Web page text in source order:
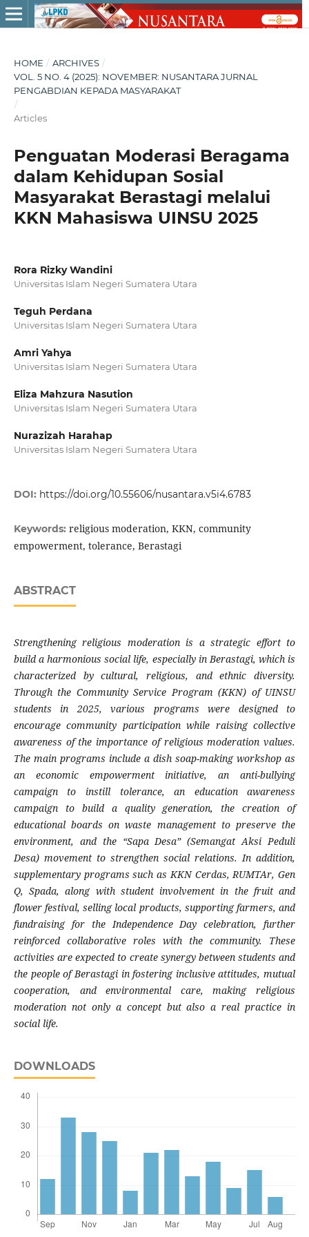
HOME / ARCHIVES /
VOL. 5 NO. 4 (2025): NOVEMBER: NUSANTARA JURNAL
PENGABDIAN KEPADA MASYARAKAT
/
Articles
Penguatan Moderasi Beragama
dalam Kehidupan Sosial
Masyarakat Berastagi melalui
KKN Mahasiswa UINSU 2025
Rora Rizky Wandini
Universitas Islam Negeri Sumatera Utara
Teguh Perdana
Universitas Islam Negeri Sumatera Utara
Amri Yahya
Universitas Islam Negeri Sumatera Utara
Eliza Mahzura Nasution
Universitas Islam Negeri Sumatera Utara
Nurazizah Harahap
Universitas Islam Negeri Sumatera Utara
DOI: https://doi.org/10.55606/nusantara.v5i4.6783
Keywords: religious moderation, KKN, community
empowerment, tolerance, Berastagi
ABSTRACT
Strengthening religious moderation is a strategic effort to
build a harmonious social life, especially in Berastagi, which is
characterized by cultural, religious, and ethnic diversity.
Through the Community Service Program (KKN) of UINSU
students in 2025, various programs were designed to
encourage community participation while raising collective
awareness of the importance of religious moderation values.
The main programs include a dish soap-making workshop as
an economic empowerment initiative, an anti-bullying
campaign to instill tolerance, an education awareness
campaign to build a quality generation, the creation of
educational boards on waste management to preserve the
environment, and the “Sapa Desa” (Semangat Aksi Peduli
Desa) movement to strengthen social relations. In addition,
supplementary programs such as KKN Cerdas, RUMTAr, Gen
Q, Spada, along with student involvement in the fruit and
flower festival, selling local products, supporting farmers, and
fundraising for the Independence Day celebration, further
reinforced collaborative roles with the community. These
activities are expected to create synergy between students and
the people of Berastagi in fostering inclusive attitudes, mutual
cooperation, and environmental care, making religious
moderation not only a concept but also a real practice in
social life.
DOWNLOADS